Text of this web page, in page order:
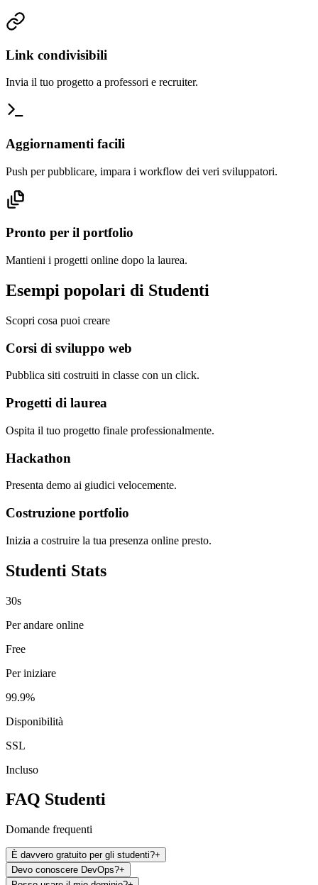
Link condivisibili
Invia il tuo progetto a professori e recruiter.
Aggiornamenti facili
Push per pubblicare, impara i workflow dei veri sviluppatori.
Pronto per il portfolio
Mantieni i progetti online dopo la laurea.
Esempi popolari di Studenti
Scopri cosa puoi creare
Corsi di sviluppo web
Pubblica siti costruiti in classe con un click.
Progetti di laurea
Ospita il tuo progetto finale professionalmente.
Hackathon
Presenta demo ai giudici velocemente.
Costruzione portfolio
Inizia a costruire la tua presenza online presto.
Studenti Stats
30s
Per andare online
Free
Per iniziare
99.9%
Disponibilità
SSL
Incluso
FAQ Studenti
Domande frequenti
È davvero gratuito per gli studenti?+
Devo conoscere DevOps?+